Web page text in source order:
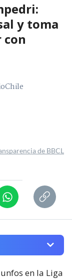
y toma
con
de BBCL
en la Liga